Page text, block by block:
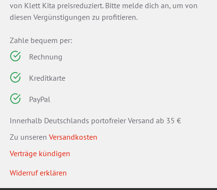
von Klett Kita preisreduziert. Bitte melde dich an, um von
diesen Vergünstigungen zu profitieren.
Zahle bequem per:
Rechnung
Kreditkarte
PayPal
Innerhalb Deutschlands portofreier Versand ab 35 €
Zu unseren Versandkosten
Verträge kündigen
Widerruf erklären